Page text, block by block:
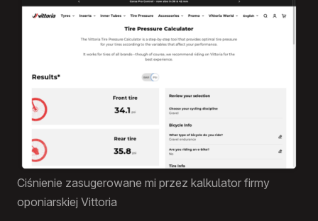
Ciśnienie zasugerowane mi przez kalkulator firmy
oponiarskiej Vittoria